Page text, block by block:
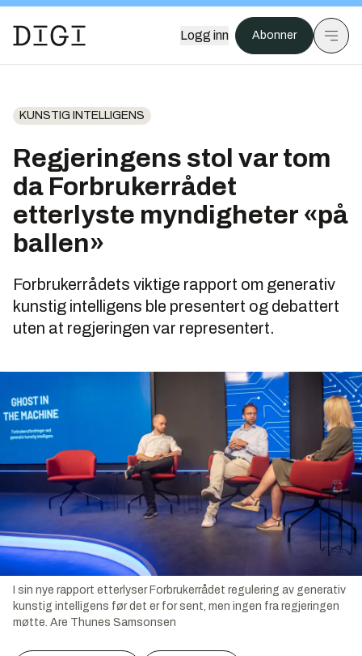
Logg inn Abonner
KUNSTIG INTELLIGENS
Regjeringens stol var tom
da Forbrukerrådet
etterlyste myndigheter «på
ballen»
Forbrukerrådets viktige rapport om generativ
kunstig intelligens ble presentert og debattert
uten at regjeringen var representert.
I sin nye rapport etterlyser Forbrukerrådet regulering av generativ
kunstig intelligens før det er for sent, men ingen fra regjeringen
møtte. Are Thunes Samsonsen